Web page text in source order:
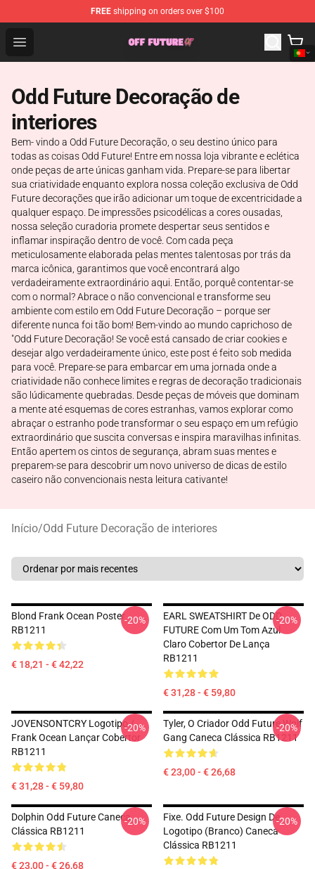
FREE shipping on orders over $100
Open menu
Odd Future Store - Official Odd Future Merchandise Shop
Odd Future Decoração de
interiores
Bem- vindo a Odd Future Decoração, o seu destino único para
todas as coisas Odd Future! Entre em nossa loja vibrante e eclética
onde peças de arte únicas ganham vida. Prepare-se para libertar
sua criatividade enquanto explora nossa coleção exclusiva de Odd
Future decorações que irão adicionar um toque de excentricidade a
qualquer espaço. De impressões psicodélicas a cores ousadas,
nossa seleção curadoria promete despertar seus sentidos e
inflamar inspiração dentro de você. Com cada peça
meticulosamente elaborada pelas mentes talentosas por trás da
marca icônica, garantimos que você encontrará algo
verdadeiramente extraordinário aqui. Então, porquê contentar-se
com o normal? Abrace o não convencional e transforme seu
ambiente com estilo em Odd Future Decoração – porque ser
diferente nunca foi tão bom! Bem-vindo ao mundo caprichoso de
"Odd Future Decoração! Se você está cansado de criar cookies e
desejar algo verdadeiramente único, este post é feito sob medida
para você. Prepare-se para embarcar em uma jornada onde a
criatividade não conhece limites e regras de decoração tradicionais
são lúdicamente quebradas. Desde peças de móveis que dominam
a mente até esquemas de cores estranhas, vamos explorar como
abraçar o estranho pode transformar o seu espaço em um refúgio
extraordinário que suscita conversas e inspira maravilhas infinitas.
Então apertem os cintos de segurança, abram suas mentes e
preparem-se para descobrir um novo universo de dicas de estilo
caseiro não convencionais nesta leitura cativante!
Início/Odd Future Decoração de interiores
Blond Frank Ocean Poster
RB1211
€ 18,21 - € 42,22
-20%
EARL SWEATSHIRT De ODD
FUTURE Com Um Tom Azul
Claro Cobertor De Lança
RB1211
€ 31,28 - € 59,80
-20%
JOVENSONTCRY Logotipo /
Frank Ocean Lançar Cobertor
RB1211
€ 31,28 - € 59,80
-20%
Tyler, O Criador Odd Future Wolf
Gang Caneca Clássica RB1211
€ 23,00 - € 26,68
-20%
Dolphin Odd Future Caneca
Clássica RB1211
€ 23,00 - € 26,68
-20%
Fixe. Odd Future Design De
Logotipo (branco) Caneca
Clássica RB1211
-20%